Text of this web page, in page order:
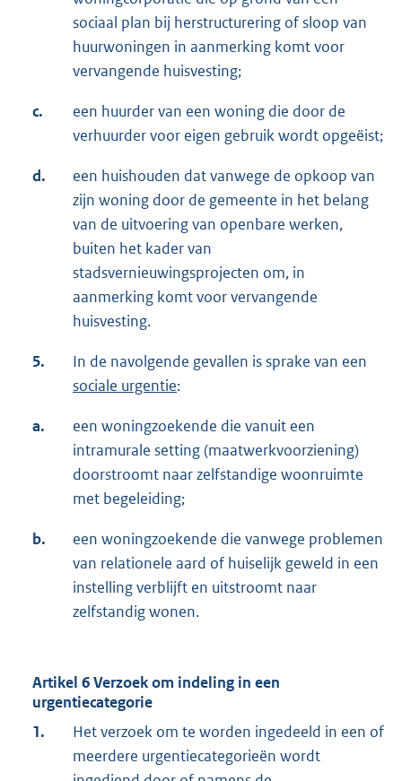
sociaal plan bij herstructurering of sloop van
huurwoningen in aanmerking komt voor
vervangende huisvesting;
c.
een huurder van een woning die door de
verhuurder voor eigen gebruik wordt opgeëist;
d.
een huishouden dat vanwege de opkoop van
zijn woning door de gemeente in het belang
van de uitvoering van openbare werken,
buiten het kader van
stadsvernieuwingsprojecten om, in
aanmerking komt voor vervangende
huisvesting.
5.
In de navolgende gevallen is sprake van een
sociale urgentie:
a.
een woningzoekende die vanuit een
intramurale setting (maatwerkvoorziening)
doorstroomt naar zelfstandige woonruimte
met begeleiding;
b.
een woningzoekende die vanwege problemen
van relationele aard of huiselijk geweld in een
instelling verblijft en uitstroomt naar
zelfstandig wonen.
Artikel 6 Verzoek om indeling in een
urgentiecategorie
1.
Het verzoek om te worden ingedeeld in een of
meerdere urgentiecategorieën wordt